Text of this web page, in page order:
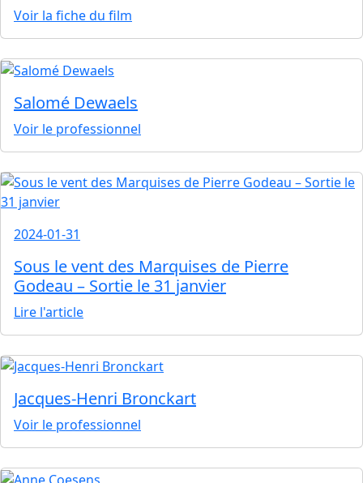
Voir la fiche du film
Salomé Dewaels
Voir le professionnel
2024-01-31
Sous le vent des Marquises de Pierre
Godeau – Sortie le 31 janvier
Lire l'article
Jacques-Henri Bronckart
Voir le professionnel